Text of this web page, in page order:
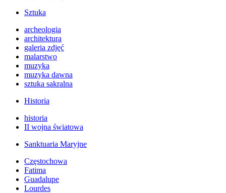
Sztuka
archeologia
architektura
galeria zdjęć
malarstwo
muzyka
muzyka dawna
sztuka sakralna
Historia
historia
II wojna światowa
Sanktuaria Maryjne
Częstochowa
Fatima
Guadalupe
Lourdes